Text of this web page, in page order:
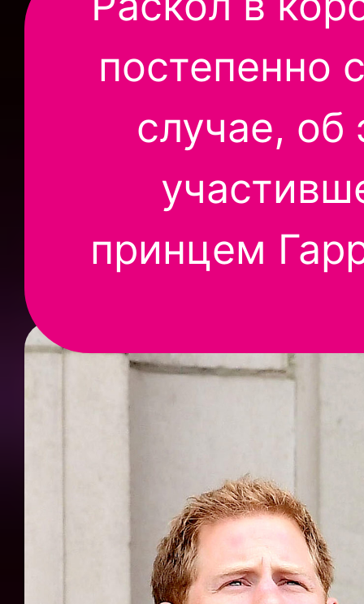
постепенно
случае, об
принцем